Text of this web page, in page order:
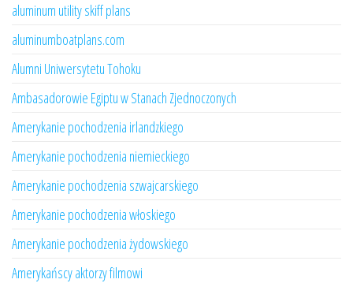
aluminum utility skiff plans
aluminumboatplans.com
Alumni Uniwersytetu Tohoku
Ambasadorowie Egiptu w Stanach Zjednoczonych
Amerykanie pochodzenia irlandzkiego
Amerykanie pochodzenia niemieckiego
Amerykanie pochodzenia szwajcarskiego
Amerykanie pochodzenia włoskiego
Amerykanie pochodzenia żydowskiego
Amerykańscy aktorzy filmowi